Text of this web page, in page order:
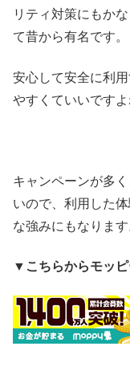
リティ対策にもか
て昔から有名です。
安心して安全に利
やすくていいですよ
キャンペーンが多
いので、利用した
な強みにもなります
▼ こちらからモッ